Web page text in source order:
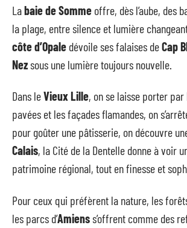
Labaie de Somme offre, dès l’aube, des
la plage, entre silence et lumière
côte d’Opale dévoile ses falaises deCap
Nezsous une lumière toujours nouvelle.
Dans leVieux Lille, on se laisse porter
pavées et les façades flamandes, on
pour goûter une pâtisserie, on découvre
Calais, la Cité de la Dentelle donne à voir
patrimoine régional, tout en finesse et
Pour ceux qui préfèrent la nature, les
les parcs d’Amienss’offrent comme des